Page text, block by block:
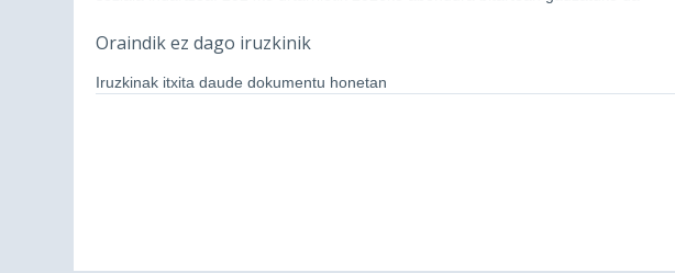
Oraindik ez dago iruzkinik
Iruzkinak itxita daude dokumentu honetan